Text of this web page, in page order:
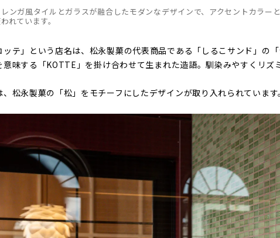
ンガ風タイルとガラスが融合したモダンなデザインで、アクセントカラー
れています。
ッテ」という店名は、松永製菓の代表商品である「しるこサンド」の
意味する「KOTTE」を掛け合わせて生まれた造語。馴染みやすくリズ
、松永製菓の「松」をモチーフにしたデザインが取り入れられています。